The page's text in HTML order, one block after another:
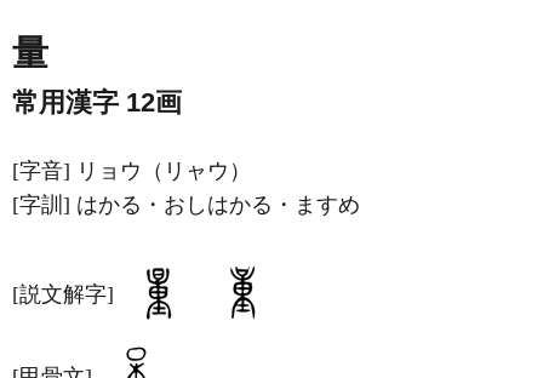
量
常用漢字 12画
[字音] リョウ（リャウ）
[字訓] はかる・おしはかる・ますめ
[説文解字]